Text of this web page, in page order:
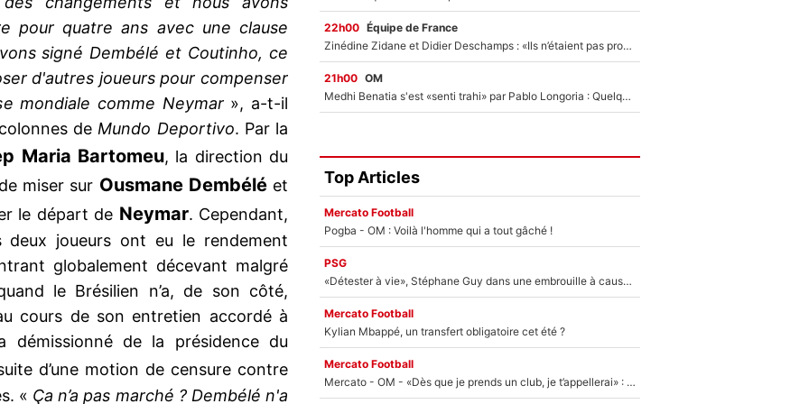
pour quatre ans avec une clause
signé Dembélé et Coutinho, ce
d'autres joueurs pour compenser
mondiale comme Neymar», a-t-il
deMundo Deportivo. Par la
Maria Bartomeu, la direction du
miser sur Ousmane Dembéléet
le départ de Neymar. Cependant,
joueurs ont eu le rendement
globalement décevant malgré
le Brésilien n’a, de son côté,
cours de son entretien accordé à
démissionné de la présidence du
d’une motion de censure contre
« Ça n’a pas marché ? Dembélé n'a
22h00 Équipe de France
Zinédine Zidane et Didier Deschamps : «Ils n’étaient pas proches», les confidences d’un membre de l’équipe de France 1998 sur leur relation spéciale
21h00 OM
Medhi Benatia s'est «senti trahi» par Pablo Longoria : Quelques semaines après son départ, l'ancien directeur de football de l'OM règle ses comptes
Top Articles
Mercato Football
Pogba - OM : Voilà l'homme qui a tout gâché !
PSG
«Détester à vie», Stéphane Guy dans une embrouille à cause du PSG !
Mercato Football
Kylian Mbappé, un transfert obligatoire cet été ?
Mercato Football
Mercato - OM - «Dès que je prends un club, je t’appellerai» : La promesse de Marcelino au moment de claquer la porte